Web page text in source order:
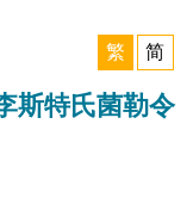
繁
简
斯特氏菌勒令